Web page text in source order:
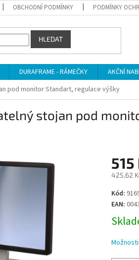
OBCHODNÍ PODMÍNKY PODMÍNKY
HLEDAT
DURAFRAME - RÁMEČKY AKČNÍ
pod monitor Standart, regulace výšky
stojan pod
515
425,62
Měrná
cena:
Kód:
EAN: